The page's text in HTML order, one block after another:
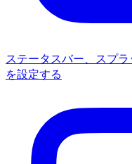
ステータスバー、スプ
を設定する